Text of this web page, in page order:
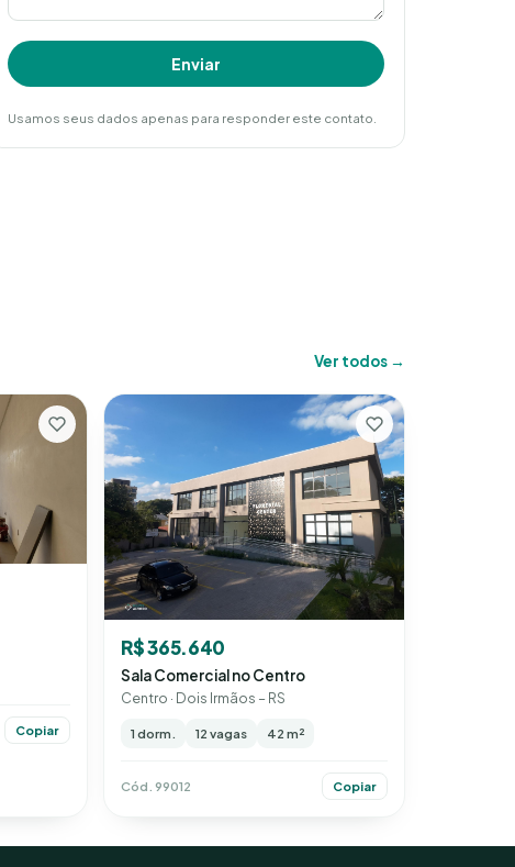
Enviar
Usamos seus dados apenas para responder este contato.
Ver todos →
Copiar
R$ 365.640
Sala Comercial no Centro
Centro · Dois Irmãos – RS
1 dorm. 12 vagas 42 m²
Cód. 99012 Copiar